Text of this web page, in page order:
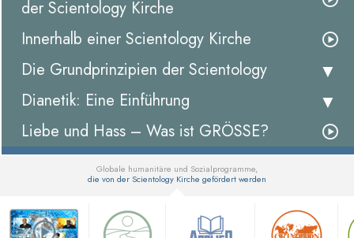
der Scientology Kirche
Innerhalb einer Scientology Kirche
Die Grundprinzipien der Scientology
Dianetik: Eine Einführung
Liebe und Hass – Was ist GRÖSSE?
Globale humanitäre und Sozialprogramme,
die von der Scientology Kirche gefördert werden